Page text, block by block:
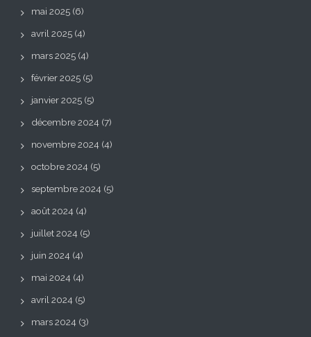
mai 2025 (6)
avril 2025 (4)
mars 2025 (4)
février 2025 (5)
janvier 2025 (5)
décembre 2024 (7)
novembre 2024 (4)
octobre 2024 (5)
septembre 2024 (5)
août 2024 (4)
juillet 2024 (5)
juin 2024 (4)
mai 2024 (4)
avril 2024 (5)
mars 2024 (3)